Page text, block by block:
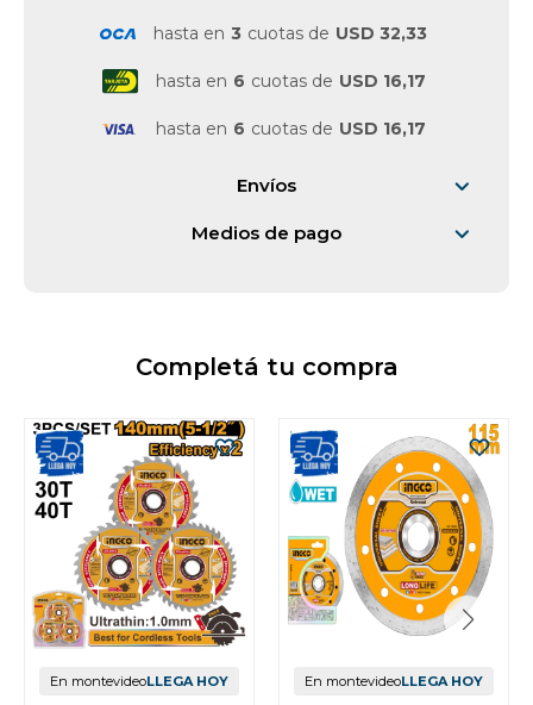
hasta en 3 cuotas de USD 32,33
hasta en 6 cuotas de USD 16,17
hasta en 6 cuotas de USD 16,17
Envíos
Medios de pago
Completá tu compra
En montevideoLLEGA HOY En montevideoLLEGA HOY